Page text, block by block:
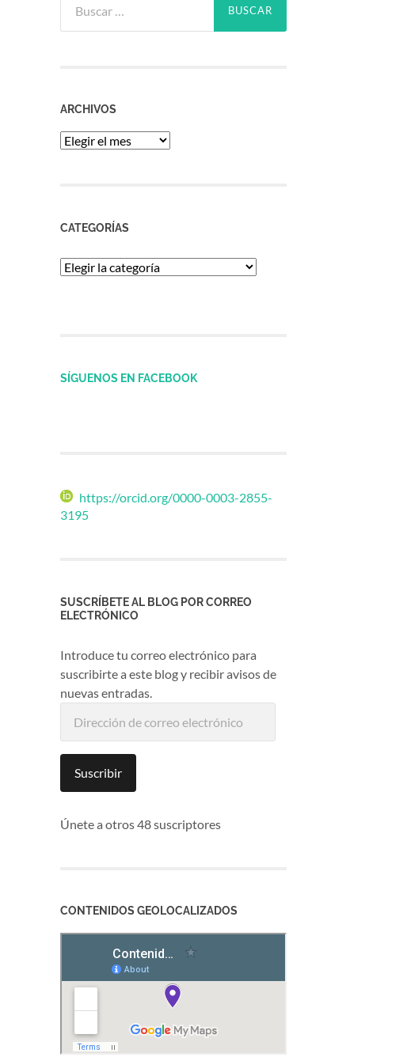
ARCHIVOS
Archivos
CATEGORÍAS
Categorías
SÍGUENOS EN FACEBOOK
https://orcid.org/0000-0003-2855-
3195
SUSCRÍBETE AL BLOG POR CORREO
ELECTRÓNICO
Introduce tu correo electrónico para
suscribirte a este blog y recibir avisos de
nuevas entradas.
electrónico
Suscribir
Únete a otros 48 suscriptores
CONTENIDOS GEOLOCALIZADOS